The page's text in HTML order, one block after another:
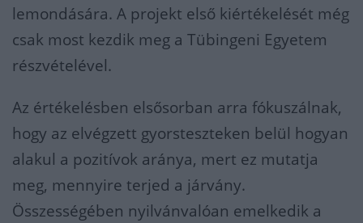
lemondására. A projekt első kiértékelését még
csak most kezdik meg a Tübingeni Egyetem
részvételével.
Az értékelésben elsősorban arra fókuszálnak,
hogy az elvégzett gyorsteszteken belül hogyan
alakul a pozitívok aránya, mert ez mutatja
meg, mennyire terjed a járvány.
Összességében nyilvánvalóan emelkedik a